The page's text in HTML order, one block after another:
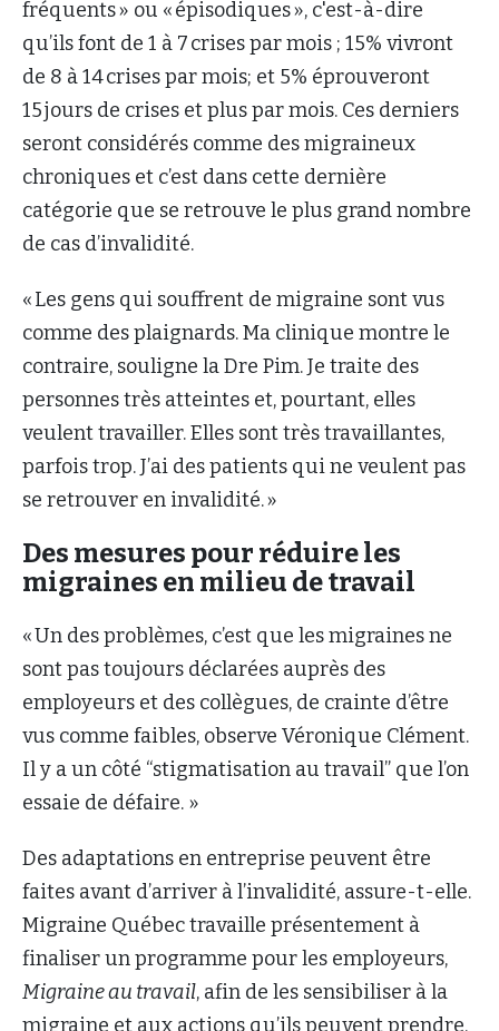
fréquents » ou « épisodiques », c'est-à-dire
qu’ils font de 1 à 7 crises par mois ; 15% vivront
de 8 à 14 crises par mois; et 5% éprouveront
15 jours de crises et plus par mois. Ces derniers
seront considérés comme des migraineux
chroniques et c’est dans cette dernière
catégorie que se retrouve le plus grand nombre
de cas d’invalidité.
« Les gens qui souffrent de migraine sont vus
comme des plaignards. Ma clinique montre le
contraire, souligne la Dre Pim. Je traite des
personnes très atteintes et, pourtant, elles
veulent travailler. Elles sont très travaillantes,
parfois trop. J’ai des patients qui ne veulent pas
se retrouver en invalidité. »
Des mesures pour réduire les
migraines en milieu de travail
« Un des problèmes, c’est que les migraines ne
sont pas toujours déclarées auprès des
employeurs et des collègues, de crainte d’être
vus comme faibles, observe Véronique Clément.
Il y a un côté “stigmatisation au travail” que l’on
essaie de défaire. »
Des adaptations en entreprise peuvent être
faites avant d’arriver à l’invalidité, assure-t-elle.
Migraine Québec travaille présentement à
finaliser un programme pour les employeurs,
Migraine au travail, afin de les sensibiliser à la
migraine et aux actions qu’ils peuvent prendre.